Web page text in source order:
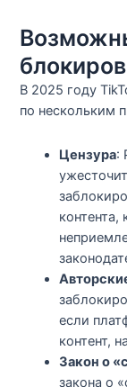
В 2025 году
по нескольким
Цензура:
контента,
если
контент,
Закон о
закона о